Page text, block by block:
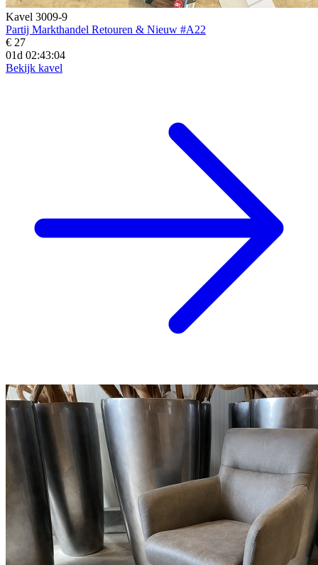
Kavel 3009-9
Partij Markthandel Retouren & Nieuw #A22
€ 27
01d 02:43:02
Bekijk kavel